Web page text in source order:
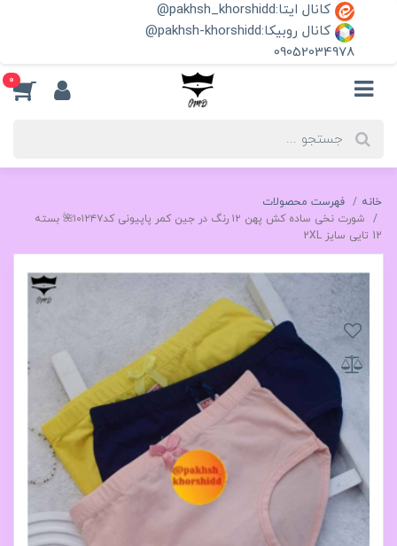
کانال ایتا:pakhsh_khorshidd@
کانال روبیکا:pakhsh-khorshidd@
09052034978
0
خانه
فهرست محصولات
شورت نخی ساده کش پهن ۱۲ رنگ در جین کمر پاپیونی کد۱۰۱۲۴۷🌺 بسته
12 تايی سایز 2XL